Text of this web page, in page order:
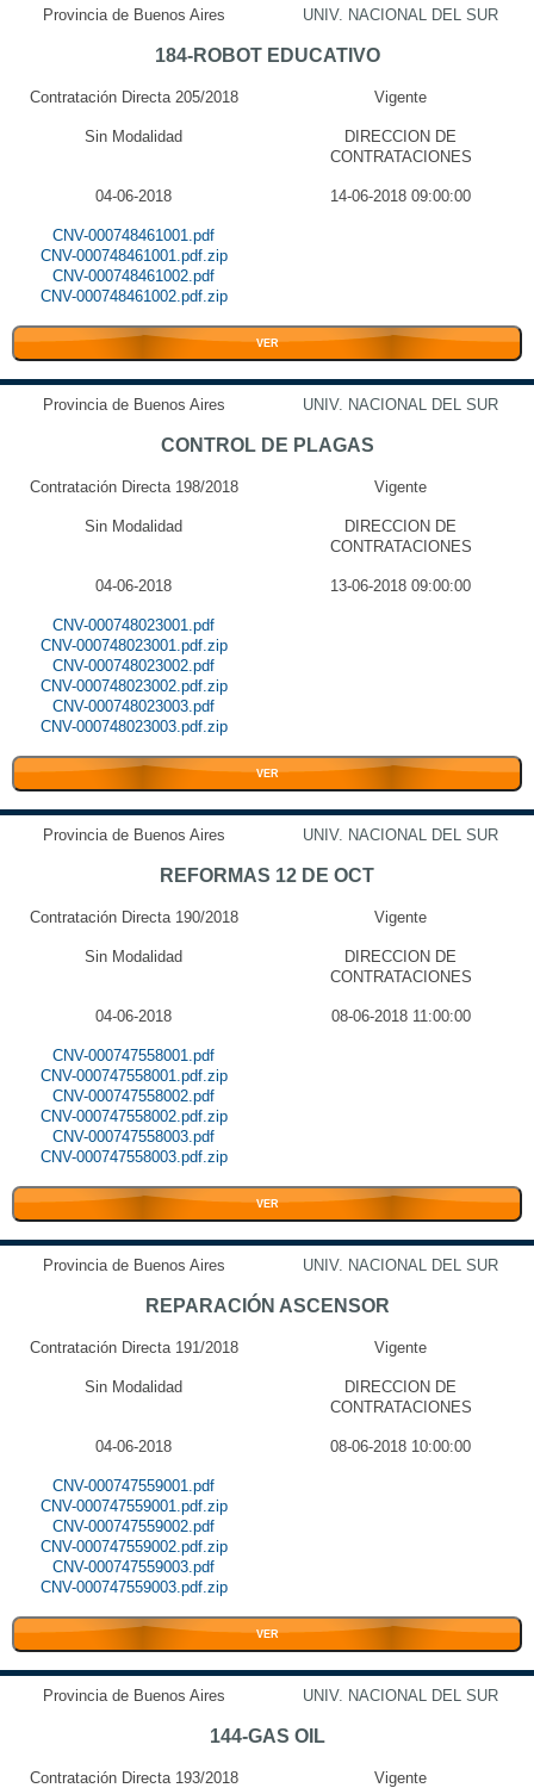
Provincia de Buenos Aires UNIV. NACIONAL DEL SUR
184-ROBOT EDUCATIVO
Contratación Directa 205/2018 Vigente
Sin Modalidad
DIRECCION DE
CONTRATACIONES
04-06-2018 14-06-2018 09:00:00
CNV-000748461001.pdf
CNV-000748461001.pdf.zip
CNV-000748461002.pdf
CNV-000748461002.pdf.zip
VER
Provincia de Buenos Aires UNIV. NACIONAL DEL SUR
CONTROL DE PLAGAS
Contratación Directa 198/2018 Vigente
Sin Modalidad
DIRECCION DE
CONTRATACIONES
04-06-2018 13-06-2018 09:00:00
CNV-000748023001.pdf
CNV-000748023001.pdf.zip
CNV-000748023002.pdf
CNV-000748023002.pdf.zip
CNV-000748023003.pdf
CNV-000748023003.pdf.zip
VER
Provincia de Buenos Aires UNIV. NACIONAL DEL SUR
REFORMAS 12 DE OCT
Contratación Directa 190/2018 Vigente
Sin Modalidad
DIRECCION DE
CONTRATACIONES
04-06-2018 08-06-2018 11:00:00
CNV-000747558001.pdf
CNV-000747558001.pdf.zip
CNV-000747558002.pdf
CNV-000747558002.pdf.zip
CNV-000747558003.pdf
CNV-000747558003.pdf.zip
VER
Provincia de Buenos Aires UNIV. NACIONAL DEL SUR
REPARACIÓN ASCENSOR
Contratación Directa 191/2018 Vigente
Sin Modalidad
DIRECCION DE
CONTRATACIONES
04-06-2018 08-06-2018 10:00:00
CNV-000747559001.pdf
CNV-000747559001.pdf.zip
CNV-000747559002.pdf
CNV-000747559002.pdf.zip
CNV-000747559003.pdf
CNV-000747559003.pdf.zip
VER
Provincia de Buenos Aires UNIV. NACIONAL DEL SUR
144-GAS OIL
Contratación Directa 193/2018 Vigente